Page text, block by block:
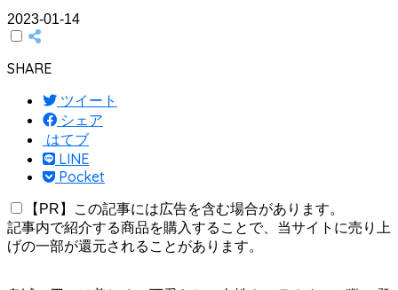
2023-01-14
SHARE
ツイート
シェア
はてブ
LINE
Pocket
【PR】この記事には広告を含む場合があります。
記事内で紹介する商品を購入することで、当サイトに売り上
げの一部が還元されることがあります。